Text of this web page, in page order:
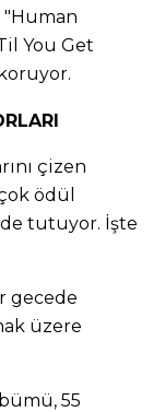
"Human
You Get
çizen
ödül
tutuyor. İşte
gecede
üzere
55